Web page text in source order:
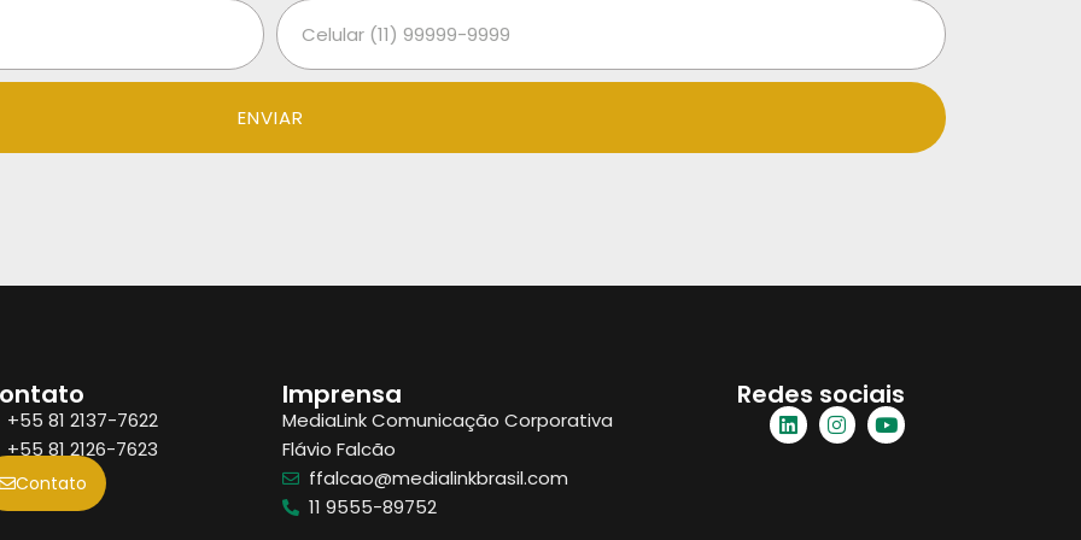
ENVIAR
+55 81 2137-7622
+55 81 2126-7623
Contato
Imprensa
MediaLink Comunicação Corporativa
Flávio Falcão
ffalcao@medialinkbrasil.com
11 9555-89752
Redes sociais